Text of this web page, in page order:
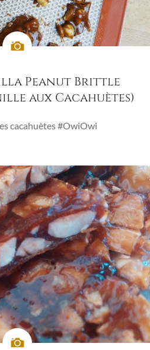
Peanut Brittle
aux Cacahuètes)
cacahuètes #OwiOwi